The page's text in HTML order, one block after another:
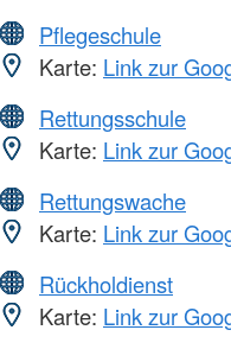
Pflegeschule
Karte: Link zur
Rettungsschule
Karte: Link zur
Rettungswache
Karte: Link zur
Rückholdienst
Karte: Link zur